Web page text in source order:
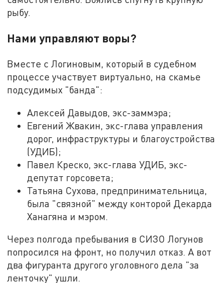
рыбу.
Нами управляют воры?
Вместе с Логиновым, который в судебном
процессе участвует виртуально, на скамье
подсудимых "банда":
Алексей Давыдов, экс-заммэра;
Евгений Жвакин, экс-глава управления
дорог, инфраструктуры и благоустройства
(УДИБ);
Павел Креско, экс-глава УДИБ, экс-
депутат горсовета;
Татьяна Сухова, предпринимательница,
была "связной" между конторой Декарда
Ханагяна и мэром.
Через полгода пребывания в СИЗО Логунов
попросился на фронт, но получил отказ. А вот
два фигуранта другого уголовного дела "за
ленточку" ушли.